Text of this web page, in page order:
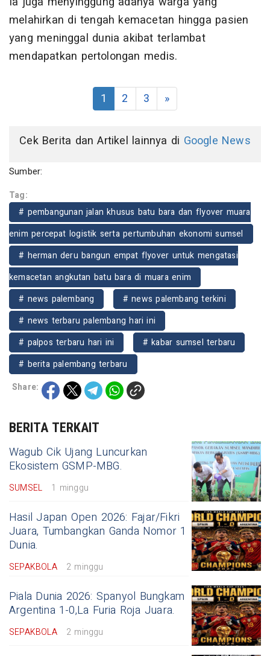
melahirkan di tengah kemacetan hingga pasien
yang meninggal dunia akibat terlambat
mendapatkan pertolongan medis.
1 2 3 »
Cek Berita dan Artikel lainnya di Google News
Sumber:
Tag:
# pembangunan jalan khusus batu bara dan flyover muara
enim percepat logistik serta pertumbuhan ekonomi sumsel
# herman deru bangun empat flyover untuk mengatasi
kemacetan angkutan batu bara di muara enim
# news palembang
# news palembang terkini
# news terbaru palembang hari ini
# palpos terbaru hari ini
# kabar sumsel terbaru
# berita palembang terbaru
Share:
BERITA TERKAIT
Wagub Cik Ujang Luncurkan
Ekosistem GSMP-MBG.
SUMSEL 1 minggu
Hasil Japan Open 2026: Fajar/Fikri
Juara, Tumbangkan Ganda Nomor 1
Dunia.
SEPAKBOLA 2 minggu
Piala Dunia 2026: Spanyol Bungkam
Argentina 1-0,La Furia Roja Juara.
SEPAKBOLA 2 minggu